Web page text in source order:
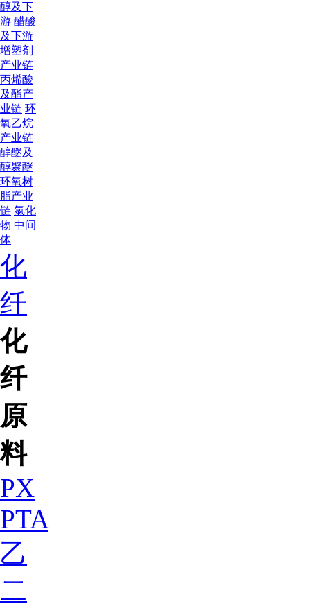
醇及下
游 醋酸
及下游
增塑剂
产业链
丙烯酸
及酯产
业链 环
氧乙烷
产业链
醇醚及
醇聚醚
环氧树
脂产业
链 氯化
物 中间
体
化
纤
化
纤
原
料
PX
PTA
乙
二